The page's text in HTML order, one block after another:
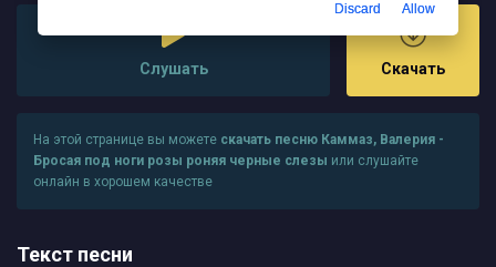
Слушать Скачать
На этой странице вы можете скачать песню Каммаз, Валерия -
Бросая под ноги розы роняя черные слезы или слушайте
онлайн в хорошем качестве
Текст песни
Discard Allow